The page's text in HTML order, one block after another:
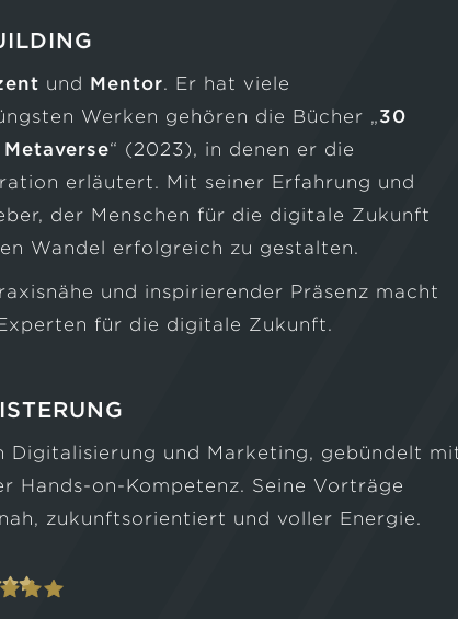
und Mentor. Er hat viele
Werken gehören die Bücher „30
“ (2023), in denen er die
erläutert. Mit seiner Erfahrung und
der Menschen für die digitale Zukunft
Wandel erfolgreich zu gestalten.
und inspirierender Präsenz macht
für die digitale Zukunft.
Digitalisierung und Marketing, gebündelt
Hands-on-Kompetenz. Seine Vorträge
zukunftsorientiert und voller Energie.